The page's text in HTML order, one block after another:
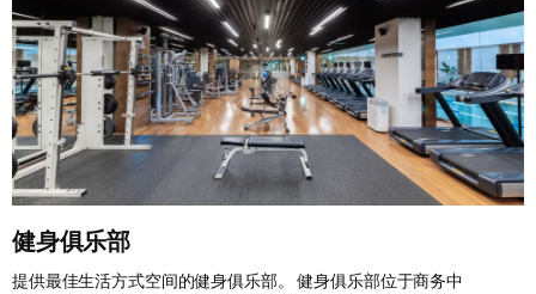
健身俱乐部
提供最佳生活方式空间的健身俱乐部。 健身俱乐部位于商务中